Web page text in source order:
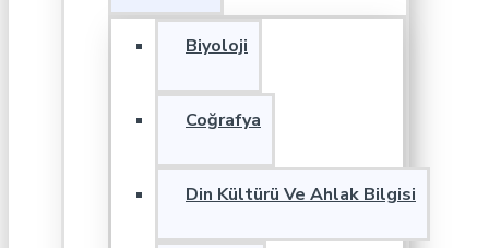
Biyoloji
Coğrafya
Din Kültürü Ve Ahlak Bilgisi